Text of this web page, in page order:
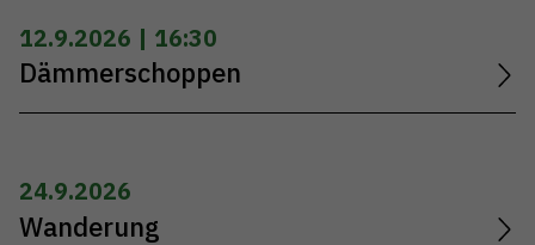
12.9.2026 | 16:30
Dämmerschoppen
24.9.2026
Wanderung